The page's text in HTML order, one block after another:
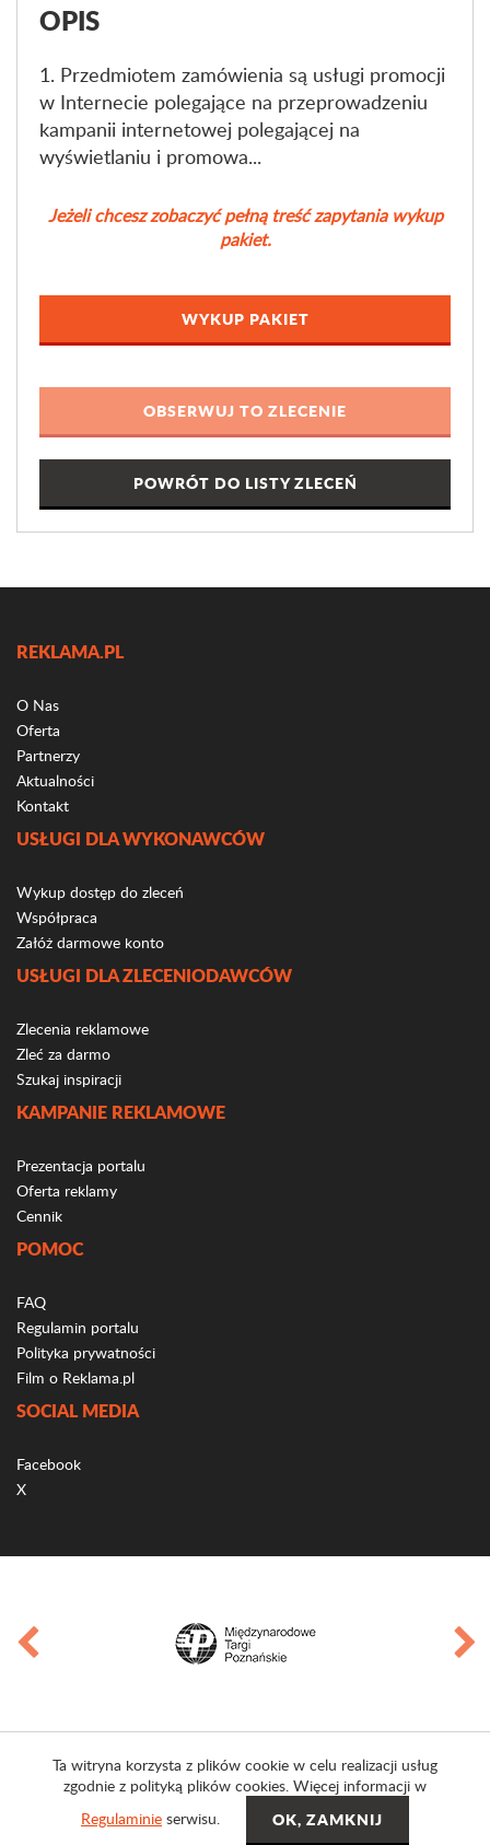
OPIS
1. Przedmiotem zamówienia są usługi promocji
w Internecie polegające na przeprowadzeniu
kampanii internetowej polegającej na
wyświetlaniu i promowa...
Jeżeli chcesz zobaczyć pełną treść zapytania wykup
pakiet.
WYKUP PAKIET
POWRÓT DO LISTY ZLECEŃ
REKLAMA.PL
O Nas
Oferta
Partnerzy
Aktualności
Kontakt
USŁUGI DLA WYKONAWCÓW
Wykup dostęp do zleceń
Współpraca
Załóż darmowe konto
USŁUGI DLA ZLECENIODAWCÓW
Zlecenia reklamowe
Zleć za darmo
Szukaj inspiracji
KAMPANIE REKLAMOWE
Prezentacja portalu
Oferta reklamy
Cennik
POMOC
FAQ
Regulamin portalu
Polityka prywatności
Film o Reklama.pl
SOCIAL MEDIA
Facebook
X
Ta witryna korzysta z plików cookie w celu realizacji usług
zgodnie z polityką plików cookies. Więcej informacji w
Regulaminie serwisu.